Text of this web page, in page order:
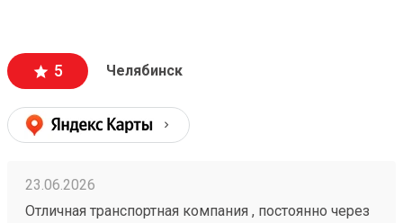
5 Челябинск
23.06.2026
Отличная транспортная компания , постоянно через